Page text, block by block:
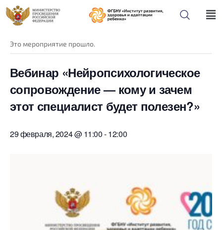
« Все Мероприятия
Это мероприятие прошло.
Вебинар «Нейропсихологическое
сопровождение — кому и зачем
этот специалист будет полезен?»
29 февраля, 2024 @ 11:00-12:00